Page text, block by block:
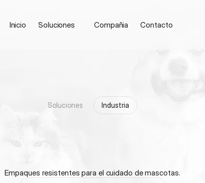
Soluciones Industria
a
Empaques resistentes para el cuidado de mascotas.
Inicio Soluciones Compañia Contacto